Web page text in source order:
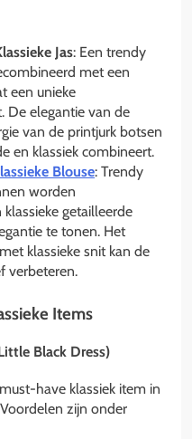
Jas: Een trendy
met een
een unieke
De elegantie van de
van de printjurk botsen
en klassiek combineert.
Blouse: Trendy
worden
getailleerde
te tonen. Het
klassieke snit kan de
verbeteren.
Items
Black Dress)
have klassiek item in
zijn onder